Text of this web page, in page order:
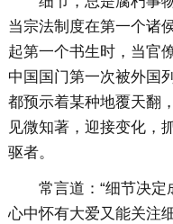
当宗法制度在第一个诸
起第一个书生时，当官
中国国门第一次被外国
都预示着某种地覆天翻
见微知著，迎接变化，
驱者。
常言道：“细节决
心中怀有大爱又能关注